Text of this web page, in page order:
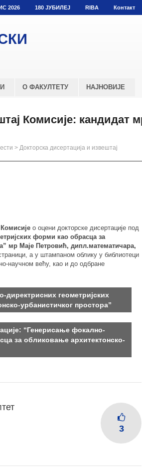
2026 180 ЈУБИЛЕЈ RIBA Контакт
О ФАКУЛТЕТУ НАЈНОВИЈЕ
Комисије: кандидат
> Докторска дисертација и извештај
о оцени докторске дисертације под
форми као обрасца за
мр Маје Петровић, дипл.математичара,
а у штампаном облику у библиотеци
научном већу, као и до одбране
директрисних геометријских
урбанистичког простора”
“Генерисање фокално-
за обликовање архитектонско-
3